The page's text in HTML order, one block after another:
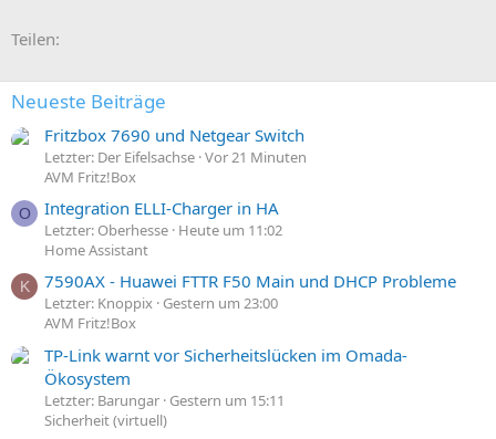
Teilen:
Neueste Beiträge
Fritzbox 7690 und Netgear Switch
Letzter: Der Eifelsachse Vor 21 Minuten
AVM Fritz!Box
O Integration ELLI-Charger in HA
Letzter: Oberhesse Heute um 11:02
Home Assistant
K 7590AX - Huawei FTTR F50 Main und DHCP Probleme
Letzter: Knoppix Gestern um 23:00
AVM Fritz!Box
TP-Link warnt vor Sicherheitslücken im Omada-
Ökosystem
Letzter: Barungar Gestern um 15:11
Sicherheit (virtuell)